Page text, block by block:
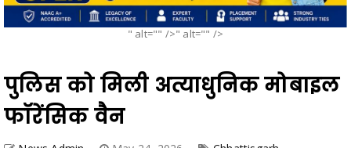
" alt="" />" alt="" />
पुलिस को मिली अत्याधुनिक मोबाइल
फॉरेंसिक वैन